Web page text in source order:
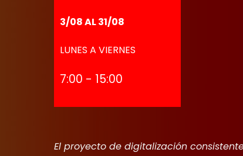
3/08 AL 31/08
LUNES A VIERNES
7:00 - 15:00
El proyecto de digitalización